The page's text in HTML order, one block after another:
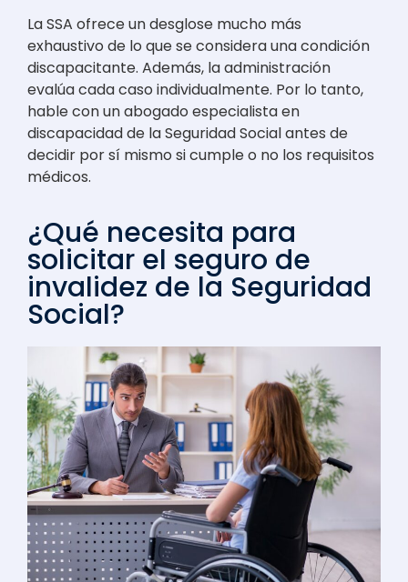
La SSA ofrece un desglose mucho más
exhaustivo de lo que se considera una condición
discapacitante. Además, la administración
evalúa cada caso individualmente. Por lo tanto,
hable con un abogado especialista en
discapacidad de la Seguridad Social antes de
decidir por sí mismo si cumple o no los requisitos
médicos.
¿Qué necesita para
solicitar el seguro de
invalidez de la Seguridad
Social?